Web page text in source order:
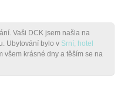
Vaši DCK jsem našla na
Ubytování bylo v Srní, hotel
všem krásné dny a těším se na